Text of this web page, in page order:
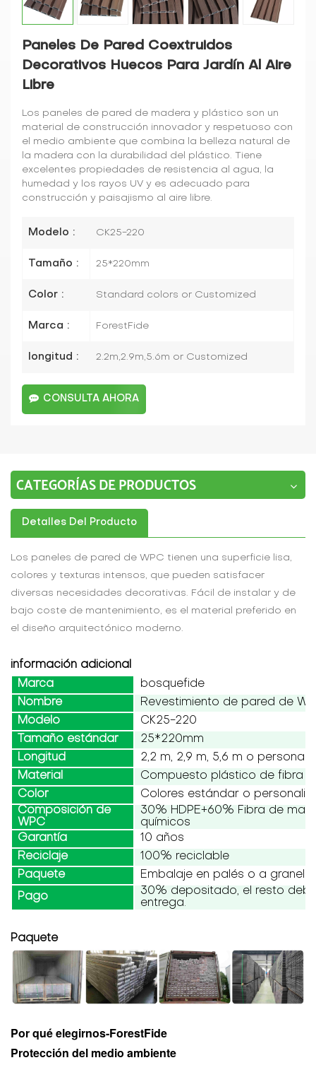
Paneles De Pared Coextruidos
Decorativos Huecos Para Jardín Al Aire
Libre
Los paneles de pared de madera y plástico son un
material de construcción innovador y respetuoso con
el medio ambiente que combina la belleza natural de
la madera con la durabilidad del plástico. Tiene
excelentes propiedades de resistencia al agua, la
humedad y los rayos UV y es adecuado para
construcción y paisajismo al aire libre.
Modelo : CK25-220
Tamaño : 25*220mm
Color : Standard colors or Customized
Marca : ForestFide
longitud : 2.2m,2.9m,5.6m or Customized
CONSULTA AHORA
CATEGORÍAS DE PRODUCTOS
Detalles Del Producto
Los paneles de pared de WPC tienen una superficie lisa,
colores y texturas intensos, que pueden satisfacer
diversas necesidades decorativas. Fácil de instalar y de
bajo coste de mantenimiento, es el material preferido en
el diseño arquitectónico moderno.
información adicional
Marca
bosquefide
Nombre
Revestimiento de pared de
Modelo
CK25-220
Tamaño estándar
25*220mm
Longitud
2,2 m, 2,9 m, 5,6 m o
Material
Compuesto plástico de fibra
Color
Colores estándar o
Composición de
WPC
30% HDPE+60% Fibra de
químicos
Garantía
10 años
Reciclaje
100% reciclable
Paquete
Embalaje en palés o a granel
Pago
30% depositado, el resto
entrega.
Paquete
Por qué elegirnos-ForestFide
Protección del medio ambiente